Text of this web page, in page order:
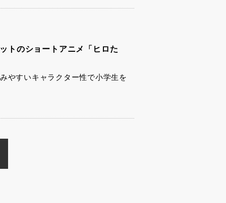
トのショートアニメ「ヒロた
やすいキャラクター性で小学生を